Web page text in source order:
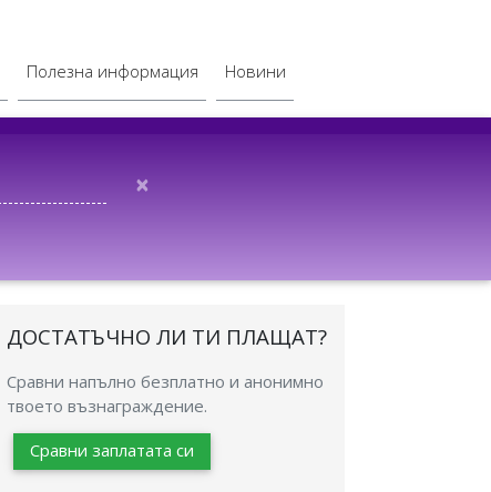
Полезна информация Новини
×
ДОСТАТЪЧНО ЛИ ТИ ПЛАЩАТ?
Сравни напълно безплатно и анонимно
твоето възнаграждение.
Сравни заплатата си